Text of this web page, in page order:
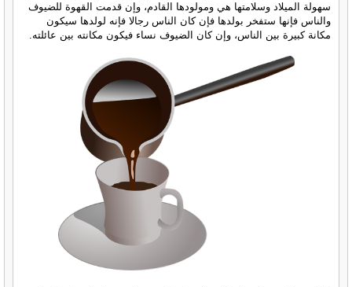
سهولة الميلاد وسلامتها هي ومولودها القادم، وإن قدمت القهوة للضيوف
والناس فإنها ستفخر بولدها فإن كان الناس رجالا فإنه لولدها سيكون
مكانة كبيرة بين الناس، وإن كان الضيوف نساء فيكون مكانته بين عائلته.